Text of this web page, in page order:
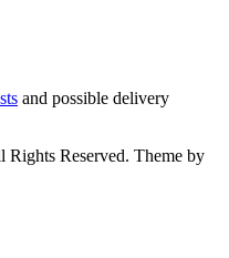
and possible delivery
Reserved. Theme by